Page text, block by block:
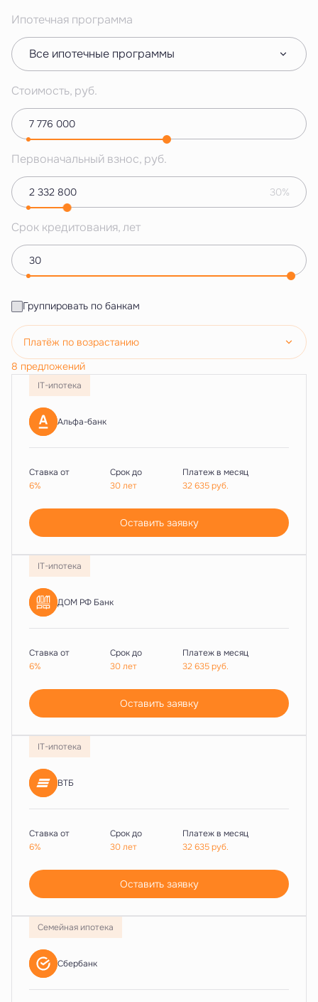
Ипотечная программа
Все ипотечные программы
Стоимость, руб.
Первоначальный взнос, руб.
30%
Срок кредитования, лет
Группировать по банкам
Платёж по возрастанию
8 предложений
IT-ипотека
Альфа-банк
Ставка от
6%
Срок до
30 лет
Платеж в месяц
32 635руб.
Оставить заявку
IT-ипотека
ДОМ РФ Банк
Ставка от
6%
Срок до
30 лет
Платеж в месяц
32 635руб.
Оставить заявку
IT-ипотека
ВТБ
Ставка от
6%
Срок до
30 лет
Платеж в месяц
32 635руб.
Оставить заявку
Семейная ипотека
Сбербанк